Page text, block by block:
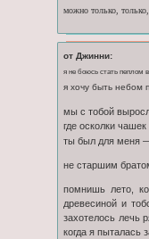
можно только,
от Джинни:
я не боюсь стать пеплом
я хочу быть небом
мы с тобой
где осколки
ты был для меня
не старшим
помнишь лето,
древесиной и
захотелось лечь
когда я пыталась